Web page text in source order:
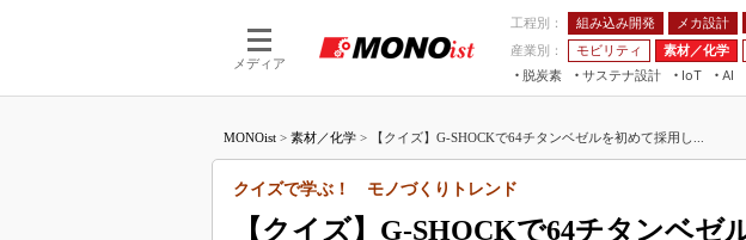
メディア
工程別： 組み込み開発 メカ設計
産業別：
モビリティ 素材／化学
脱炭素
サステナ設計
IoT
つながる工場
AI
AI×設備保全 JIMTOF
IIFES
VR／AR
MONOist > 素材／化学 > 【クイズ】G-SHOCKで64チタンベゼルを初めて採用し...
【クイズ】G-SHOCKで64チタンベゼ
クイズで学ぶ！ モノづくりトレンド